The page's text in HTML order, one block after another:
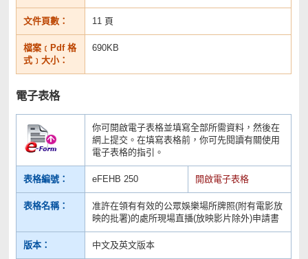
文件頁數： 11 頁
檔案﹝Pdf 格
式﹞大小：
690KB
電子表格
你可開啟電子表格並填寫全部所需資料，然後在
網上提交。在填寫表格前，你可先閱讀有關使用
電子表格的指引。
表格編號： eFEHB 250 開啟電子表格
表格名稱：
准許在領有有效的公眾娛樂場所牌照(附有電影放
映的批署)的處所現場直播(放映影片除外)申請書
版本： 中文及英文版本